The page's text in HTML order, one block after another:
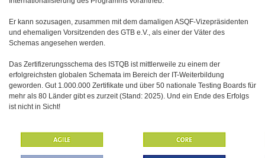
Er kann sozusagen, zusammen mit dem damaligen ASQF-Vizepräsidenten
und ehemaligen Vorsitzenden des GTB e.V., als einer der Väter des
Schemas angesehen werden.
Das Zertifizerungsschema des ISTQB ist mittlerweile zu einem der
erfolgreichsten globalen Schemata im Bereich der IT-Weiterbildung
geworden. Gut 1.000.000 Zertifikate und über 50 nationale Testing Boards für
mehr als 80 Länder gibt es zurzeit (Stand: 2025). Und ein Ende des Erfolgs
ist nicht in Sicht!